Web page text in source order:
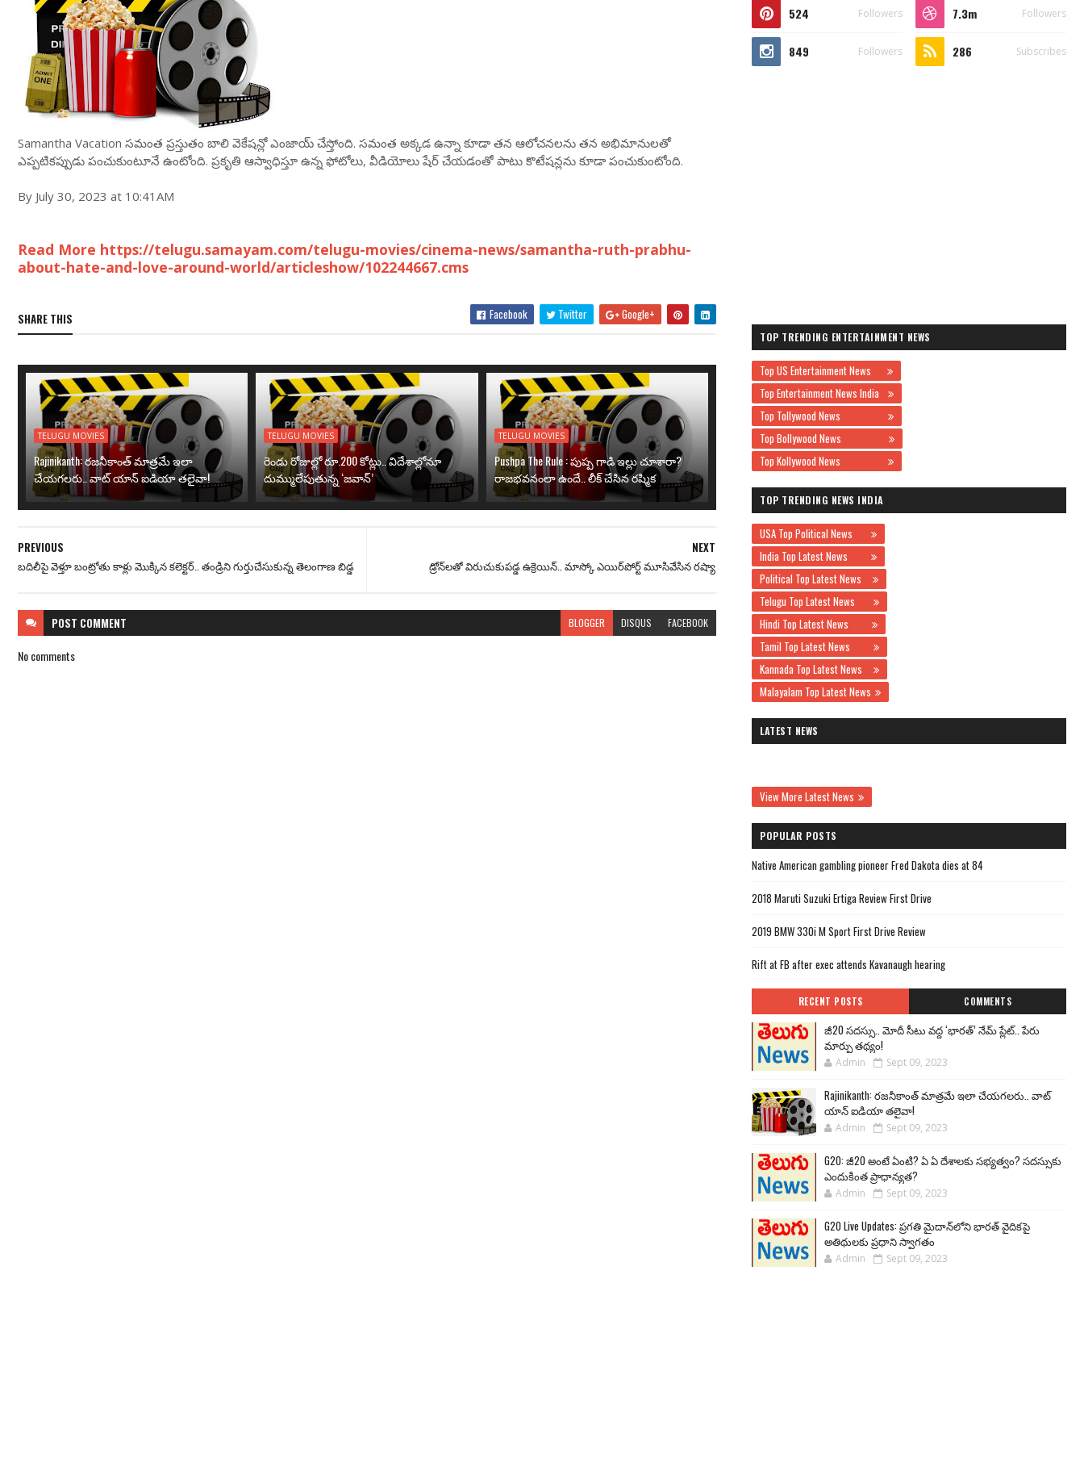
Samantha Vacation సమంత ప్రస్తుతం బాలి వెకేషన్లో ఎంజాయ్ చేస్తోంది. సమంత అక్కడ ఉన్నా కూడా తన ఆలోచనలను తన అభిమానులతో
ఎప్పటికప్పుడు పంచుకుంటూనే ఉంటోంది. ప్రకృతి ఆస్వాధిస్తూ ఉన్న ఫోటోలు, వీడియోలు షేర్ చేయడంతో పాటు కొటేషన్లను కూడా పంచుకుంటోంది.
By July 30, 2023 at 10:41AM
Read More https://telugu.samayam.com/telugu-movies/cinema-news/samantha-ruth-prabhu-
about-hate-and-love-around-world/articleshow/102244667.cms
SHARE THIS Facebook Twitter Google+
TELUGU MOVIES
Rajinikanth: రజనీకాంత్ మాత్రమే ఇలా
చేయగలరు.. వాట్ యాన్ ఐడియా తలైవా!
TELUGU MOVIES
రెండు రోజుల్లో రూ.200 కోట్లు.. విదేశాల్లోనూ
దుమ్ములేపుతున్న ‘జవాన్’
TELUGU MOVIES
Pushpa The Rule : పుష్ప గాడి ఇల్లు చూశారా?
రాజభవనంలా ఉందే.. లీక్ చేసిన రష్మిక
NEXT
డ్రోన్‌లతో విరుచుకుపడ్డ ఉక్రెయిన్.. మాస్కో ఎయిర్‌పోర్ట్ మూసివేసిన రష్యా
PREVIOUS
బదిలీపై వెళ్తూ బంట్రోతు కాళ్లు మొక్కిన కలెక్టర్‌.. తండ్రిని గుర్తుచేసుకున్న తెలంగాణ బిడ్డ
POST COMMENT BLOGGER DISQUS FACEBOOK
No comments
524 Followers 7.3m Followers
849 Followers 286 Subscribes
TOP TRENDING ENTERTAINMENT NEWS
Top US Entertainment News
Top Entertainment News India
Top Tollywood News
Top Bollywood News
Top Kollywood News
TOP TRENDING NEWS INDIA
USA Top Political News
India Top Latest News
Political Top Latest News
Telugu Top Latest News
Hindi Top Latest News
Tamil Top Latest News
Kannada Top Latest News
Malayalam Top Latest News
LATEST NEWS
View More Latest News
POPULAR POSTS
Native American gambling pioneer Fred Dakota dies at 84
2018 Maruti Suzuki Ertiga Review First Drive
2019 BMW 330i M Sport First Drive Review
Rift at FB after exec attends Kavanaugh hearing
RECENT POSTS COMMENTS
జీ20 సదస్సు.. మోదీ సీటు వద్ద ‘భారత్’ నేమ్ ప్లేట్‌.. పేరు
మార్పు తథ్యం!
Admin Sept 09, 2023
Rajinikanth: రజనీకాంత్ మాత్రమే ఇలా చేయగలరు.. వాట్
యాన్ ఐడియా తలైవా!
Admin Sept 09, 2023
G20: జీ20 అంటే ఏంటి? ఏ ఏ దేశాలకు సభ్యత్వం? సదస్సుకు
ఎందుకింత ప్రాధాన్యత?
Admin Sept 09, 2023
G20 Live Updates: ప్రగతి మైదాన్‌లోని భారత్ వైదికపై
అతిథులకు ప్రధాని స్వాగతం
Admin Sept 09, 2023